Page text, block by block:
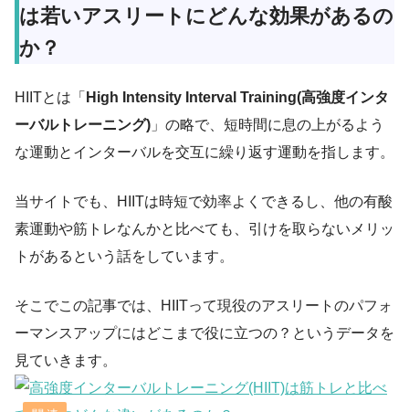
は若いアスリートにどんな効果があるの
か？
HIITとは「 High Intensity Interval Training(高強度インタ
ーバルトレーニング) 」の略で、短時間に息の上がるよう
な運動とインターバルを交互に繰り返す運動を指します。
当サイトでも、HIITは時短で効率よくできるし、他の有酸
素運動や筋トレなんかと比べても、引けを取らないメリッ
トがあるという話をしています。
そこでこの記事では、HIITって現役のアスリートのパフォ
ーマンスアップにはどこまで役に立つの？というデータを
見ていきます。